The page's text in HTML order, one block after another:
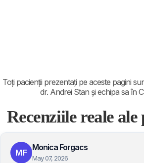
Toți pacienții prezentați pe aceste pagini
dr. Andrei Stan și echipa sa în
Recenziile reale
MF
Monica Forgacs
May 07, 2026